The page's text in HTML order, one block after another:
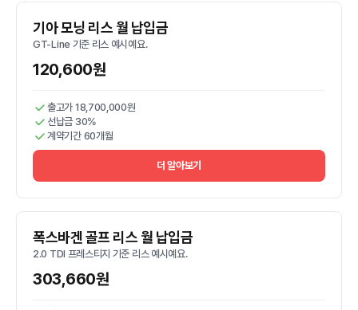
기아 모닝 리스 월 납입금
GT-Line 기준 리스 예시예요.
120,600원
출고가 18,700,000원
선납금 30%
계약기간 60개월
더 알아보기
폭스바겐 골프 리스 월 납입금
2.0 TDI 프레스티지 기준 리스 예시예요.
303,660원